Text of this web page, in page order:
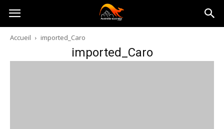
Australia-
australie.com
Accueil imported_Caro
imported_Caro